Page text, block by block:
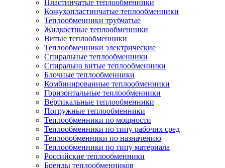
Пластинчатые теплообменники
Кожухопластинчатые теплообменники
Теплообменники трубчатые
Жидкостные теплообменники
Витые теплообменники
Теплообменники электрические
Спиральные теплообменники
Спирально витые теплообменники
Блочные теплообменники
Комбинированные теплообменники
Горизонтальные теплообменники
Вертикальные теплообменники
Погружные теплообменники
Теплообменники по мощности
Теплообменники по типу рабочих сред
Теплоообменники по назначению
Теплообменники по типу материала
Российские теплообменники
Бренды теплообменников